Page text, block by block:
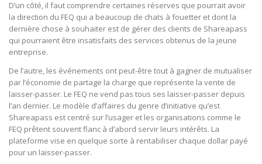
D’un côté, il faut comprendre certaines réserves que pourrait avoir
la direction du FEQ qui a beaucoup de chats à fouetter et dont la
dernière chose à souhaiter est de gérer des clients de Shareapass
qui pourraient être insatisfaits des services obtenus de la jeune
entreprise.
De l’autre, les événements ont peut-être tout à gagner de mutualiser
par l’économie de partage la charge que représente la vente de
laisser-passer. Le FEQ ne vend pas tous ses laisser-passer depuis
l’an dernier. Le modèle d’affaires du genre d’initiative qu’est
Shareapass est centré sur l’usager et les organisations comme le
FEQ prêtent souvent flanc à d’abord servir leurs intérêts. La
plateforme vise en quelque sorte à rentabiliser chaque dollar payé
pour un laisser-passer.